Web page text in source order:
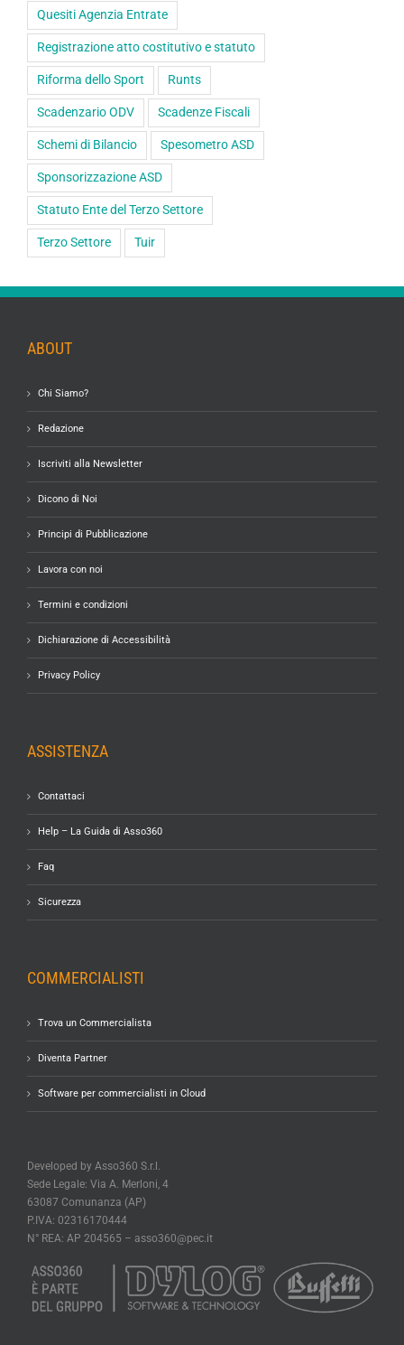
Quesiti Agenzia Entrate
Registrazione atto costitutivo e statuto
Riforma dello Sport Runts
Scadenzario ODV Scadenze Fiscali
Schemi di Bilancio Spesometro ASD
Sponsorizzazione ASD
Statuto Ente del Terzo Settore
Terzo Settore Tuir
ABOUT
Chi Siamo?
Redazione
Iscriviti alla Newsletter
Dicono di Noi
Principi di Pubblicazione
Lavora con noi
Termini e condizioni
Dichiarazione di Accessibilità
Privacy Policy
ASSISTENZA
Contattaci
Help – La Guida di Asso360
Faq
Sicurezza
COMMERCIALISTI
Trova un Commercialista
Diventa Partner
Software per commercialisti in Cloud
Developed by Asso360 S.r.l.
Sede Legale: Via A. Merloni, 4
63087 Comunanza (AP)
P.IVA: 02316170444
N° REA: AP 204565 – asso360@pec.it